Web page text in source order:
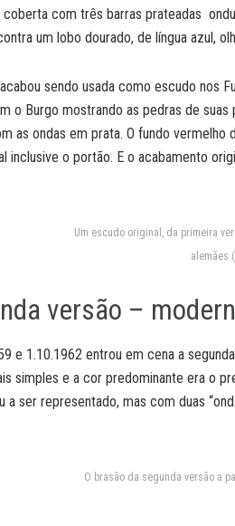
com três barras prateadas
um lobo dourado, de língua azul,
sendo usada como escudo nos
o Burgo mostrando as pedras de
as ondas em prata. O fundo
inclusive o portão. E o acabamento
Um escudo original, da primeira
alemães
versão –
e 1.10.1962 entrou em cena a
simples e a cor predominante era o
a ser representado, mas com duas
O brasão da segunda versão a